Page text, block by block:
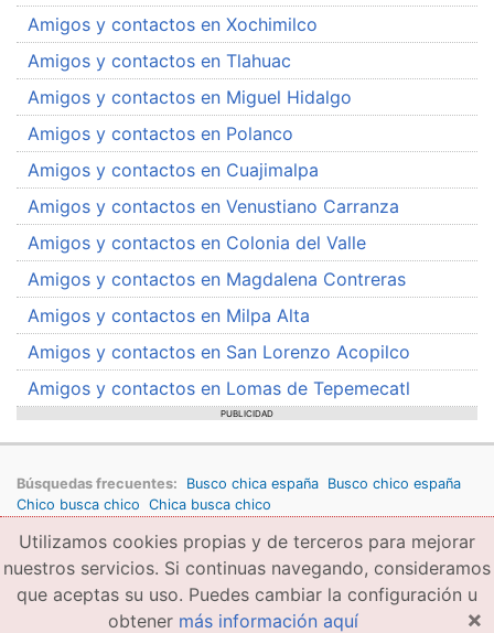
Amigos y contactos en Xochimilco
Amigos y contactos en Tlahuac
Amigos y contactos en Miguel Hidalgo
Amigos y contactos en Polanco
Amigos y contactos en Cuajimalpa
Amigos y contactos en Venustiano Carranza
Amigos y contactos en Colonia del Valle
Amigos y contactos en Magdalena Contreras
Amigos y contactos en Milpa Alta
Amigos y contactos en San Lorenzo Acopilco
Amigos y contactos en Lomas de Tepemecatl
PUBLICIDAD
Búsquedas frecuentes: Busco chica españa Busco chico españa
Chico busca chico Chica busca chico
Copyright © 2026 amigae.com Condiciones generales de uso
Política de privacidad
Copyright
Utilizamos cookies propias y de terceros para mejorar
nuestros servicios. Si continuas navegando, consideramos
que aceptas su uso. Puedes cambiar la configuración u
obtener más información aquí ×